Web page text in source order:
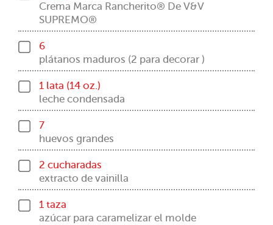
Crema Marca Rancherito® De V&V
SUPREMO®
6
plátanos maduros (2 para decorar )
1 lata (14 oz.)
leche condensada
7
huevos grandes
2 cucharadas
extracto de vainilla
1 taza
azúcar para caramelizar el molde